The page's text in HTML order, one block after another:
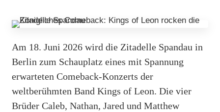
Am 18. Juni 2026 wird die Zitadelle Spandau in
Berlin zum Schauplatz eines mit Spannung
erwarteten Comeback-Konzerts der
weltberühmten Band Kings of Leon. Die vier
Brüder Caleb, Nathan, Jared und Matthew